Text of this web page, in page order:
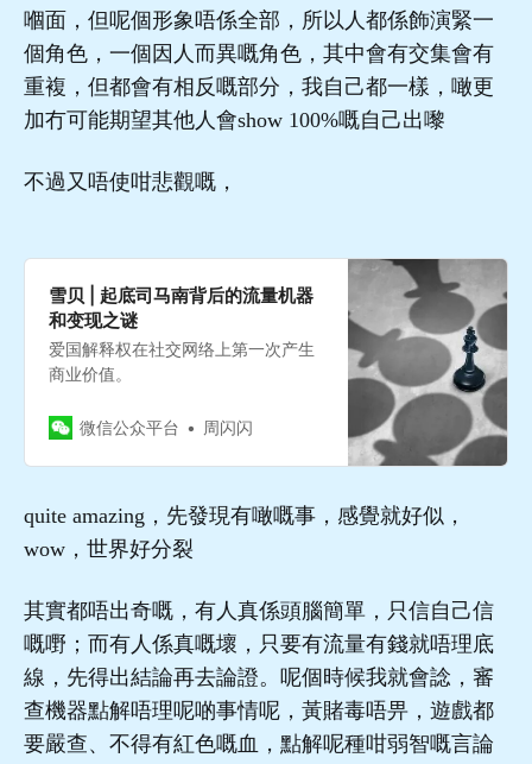
嗰面，但呢個形象唔係全部，所以人都係飾演緊一
個角色，一個因人而異嘅角色，其中會有交集會有
重複，但都會有相反嘅部分，我自己都一樣，噉更
加冇可能期望其他人會show 100%嘅自己出嚟
不過又唔使咁悲觀嘅，
雪贝 | 起底司马南背后的流量机器
和变现之谜
爱国解释权在社交网络上第一次产生
商业价值。
微信公众平台 周闪闪
quite amazing，先發現有噉嘅事，感覺就好似，
wow，世界好分裂
其實都唔出奇嘅，有人真係頭腦簡單，只信自己信
嘅嘢；而有人係真嘅壞，只要有流量有錢就唔理底
線，先得出結論再去論證。呢個時候我就會諗，審
查機器點解唔理呢啲事情呢，黃賭毒唔畀，遊戲都
要嚴查、不得有紅色嘅血，點解呢種咁弱智嘅言論